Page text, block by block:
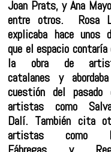
Joan Prats, y Ana
entre otros. Rosa
explicaba hace unos
que el espacio contaría
la obra de
catalanes y
cuestión del pasado
artistas como
Dalí. También cita
artistas como